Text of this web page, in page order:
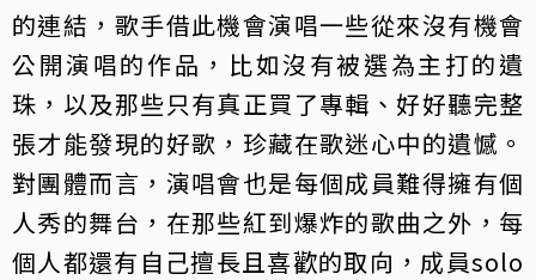
的連結，歌手借此機會演唱一些從來沒有機會
公開演唱的作品，比如沒有被選為主打的遺
珠，以及那些只有真正買了專輯、好好聽完整
張才能發現的好歌，珍藏在歌迷心中的遺憾。
對團體而言，演唱會也是每個成員難得擁有個
人秀的舞台，在那些紅到爆炸的歌曲之外，每
個人都還有自己擅長且喜歡的取向，成員solo